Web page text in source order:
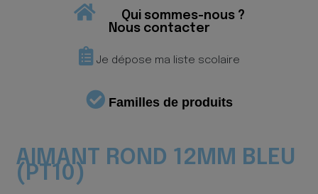
Qui sommes-nous ?
Nous contacter
Je dépose ma liste scolaire
Familles de produits
AIMANT ROND 12MM BLEU
(PT10)